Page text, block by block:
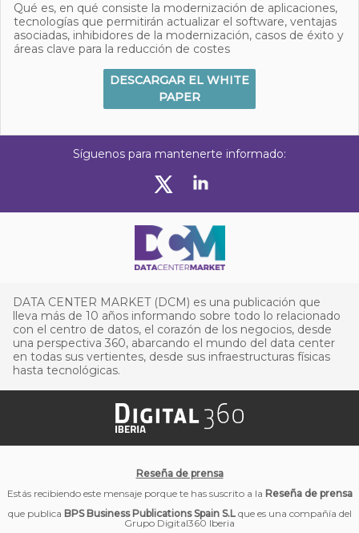
Qué es, en qué consiste la modernización de aplicaciones,
tecnologías que permitirán actualizar el software, ventajas
asociadas, inhibidores de la modernización, casos de éxito y
áreas clave para la reducción de costes
DESCARGAR EL WHITE
PAPER
Síguenos para mantenerte informado:
DATA CENTER MARKET (DCM) es una publicación que
lleva más de 10 años informando sobre todo lo relacionado
con el centro de datos, el corazón de los negocios, desde
una perspectiva 360, abarcando el mundo del data center
en todas sus vertientes, desde sus infraestructuras físicas
hasta tecnológicas.
Reseña de prensa
Estás recibiendo este mensaje porque te has suscrito a la Reseña de prensa
que publica BPS Business Publications Spain S.Lque es una compañía del
Grupo Digital360 Iberia